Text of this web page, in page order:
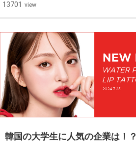
13701 view
韓国の大学生に人気の企業は！？